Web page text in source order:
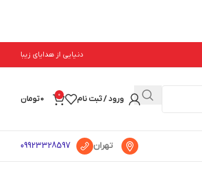
دنیایی از هدایای زیبا
ورود / ثبت نام 0
0تومان
تهران 09923328597